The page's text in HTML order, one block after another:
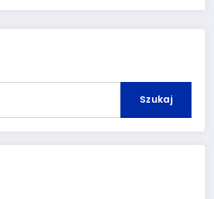
Szukaj